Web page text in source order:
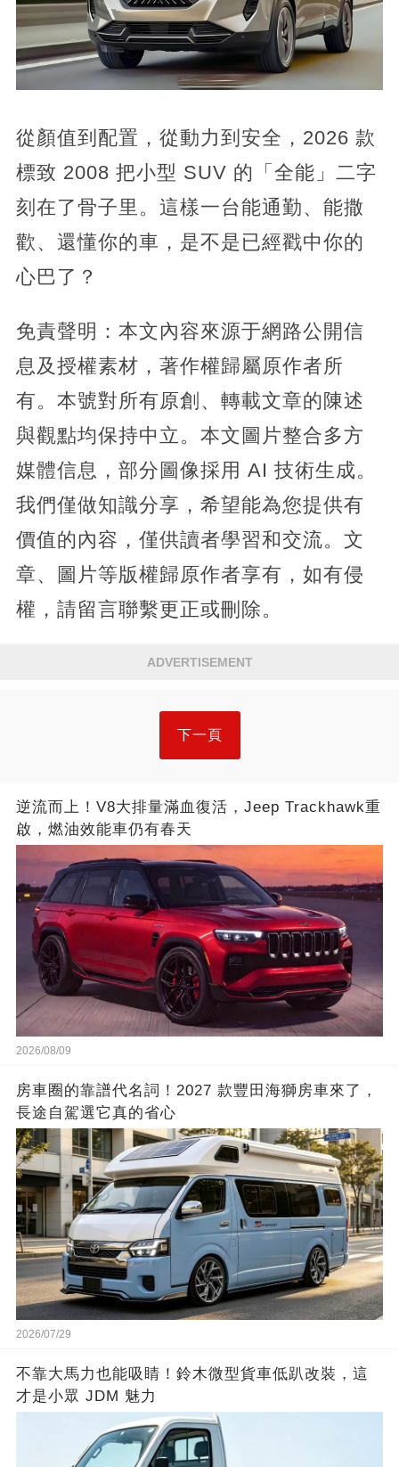
從顏值到配置，從動力到安全，2026 款
標致 2008 把小型 SUV 的「全能」二字
刻在了骨子里。這樣一台能通勤、能撒
歡、還懂你的車，是不是已經戳中你的
心巴了？
免責聲明：本文內容來源于網路公開信
息及授權素材，著作權歸屬原作者所
有。本號對所有原創、轉載文章的陳述
與觀點均保持中立。本文圖片整合多方
媒體信息，部分圖像採用 AI 技術生成。
我們僅做知識分享，希望能為您提供有
價值的內容，僅供讀者學習和交流。文
章、圖片等版權歸原作者享有，如有侵
權，請留言聯繫更正或刪除。
ADVERTISEMENT
下一頁
逆流而上！V8大排量滿血復活，Jeep Trackhawk重
啟，燃油效能車仍有春天
2026/08/09
房車圈的靠譜代名詞！2027 款豐田海獅房車來了，
長途自駕選它真的省心
2026/07/29
不靠大馬力也能吸睛！鈴木微型貨車低趴改裝，這
才是小眾 JDM 魅力